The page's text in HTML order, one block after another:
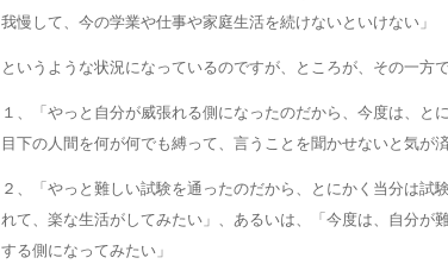
我慢して、今の学業や仕事や家庭生活を続けないといけない」
というような状況になっているのですが、ところが、その一方で
１、「やっと自分が威張れる側になったのだから、今度は、と
目下の人間を何が何でも縛って、言うことを聞かせないと気が済
２、「やっと難しい試験を通ったのだから、とにかく当分は試
れて、楽な生活がしてみたい」、あるいは、「今度は、自分が
する側になってみたい」